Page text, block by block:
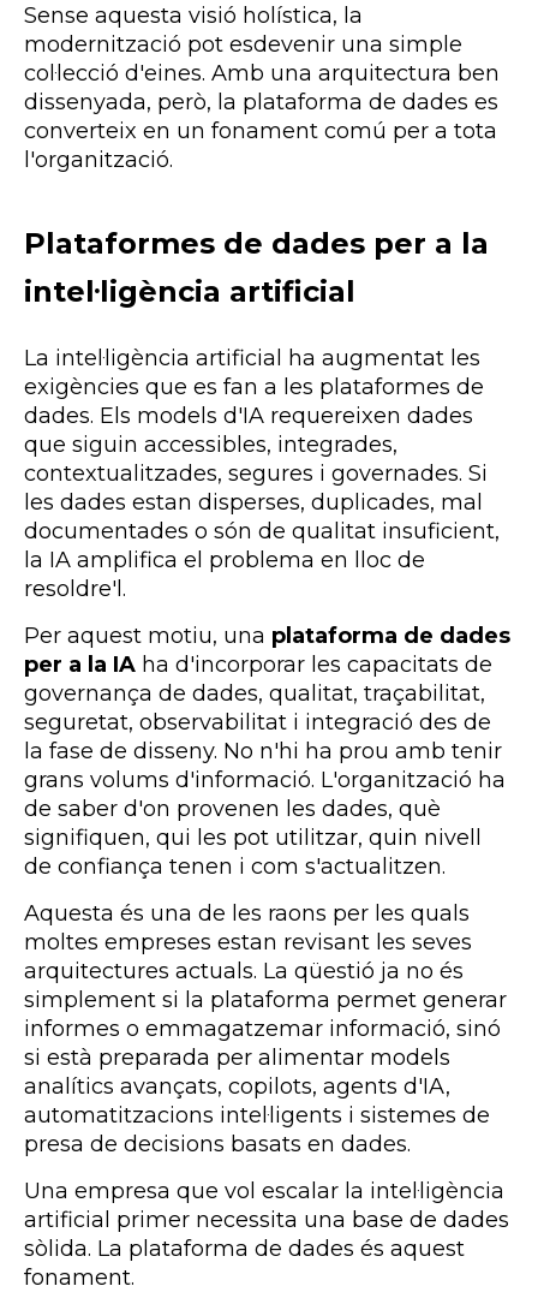
Sense aquesta visió holística, la
modernització pot esdevenir una simple
col·lecció d'eines. Amb una arquitectura ben
dissenyada, però, la plataforma de dades es
converteix en un fonament comú per a tota
l'organització.
Plataformes de dades per a la
intel·ligència artificial
La intel·ligència artificial ha augmentat les
exigències que es fan a les plataformes de
dades. Els models d'IA requereixen dades
que siguin accessibles, integrades,
contextualitzades, segures i governades. Si
les dades estan disperses, duplicades, mal
documentades o són de qualitat insuficient,
la IA amplifica el problema en lloc de
resoldre'l.
Per aquest motiu, una plataforma de dades
per a la IA ha d'incorporar les capacitats de
governança de dades, qualitat, traçabilitat,
seguretat, observabilitat i integració des de
la fase de disseny. No n'hi ha prou amb tenir
grans volums d'informació. L'organització ha
de saber d'on provenen les dades, què
signifiquen, qui les pot utilitzar, quin nivell
de confiança tenen i com s'actualitzen.
Aquesta és una de les raons per les quals
moltes empreses estan revisant les seves
arquitectures actuals. La qüestió ja no és
simplement si la plataforma permet generar
informes o emmagatzemar informació, sinó
si està preparada per alimentar models
analítics avançats, copilots, agents d'IA,
automatitzacions intel·ligents i sistemes de
presa de decisions basats en dades.
Una empresa que vol escalar la intel·ligència
artificial primer necessita una base de dades
sòlida. La plataforma de dades és aquest
fonament.